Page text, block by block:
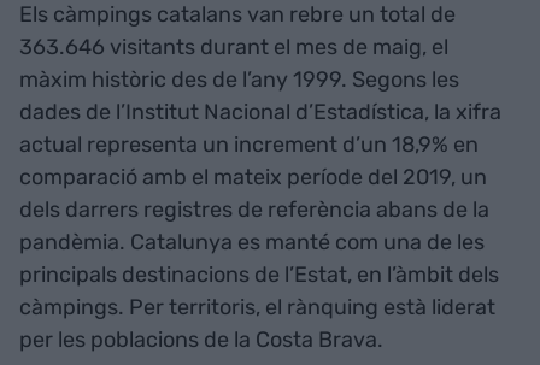
Els càmpings catalans van rebre un total de
363.646 visitants durant el mes de maig, el
màxim històric des de l’any 1999. Segons les
dades de l’Institut Nacional d’Estadística, la xifra
actual representa un increment d’un 18,9% en
comparació amb el mateix període del 2019, un
dels darrers registres de referència abans de la
pandèmia. Catalunya es manté com una de les
principals destinacions de l’Estat, en l’àmbit dels
càmpings. Per territoris, el rànquing està liderat
per les poblacions de la Costa Brava.